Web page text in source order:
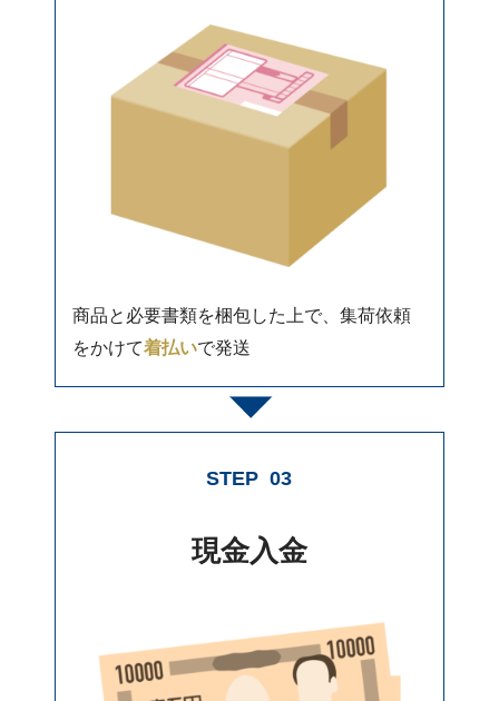
商品と必要書類を梱包した上で、集荷依頼
をかけて着払いで発送
STEP 03
現金入金